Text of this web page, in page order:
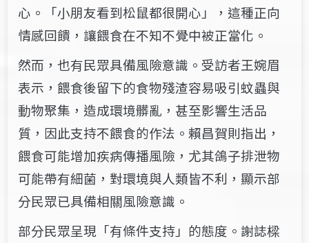
心。「小朋友看到松鼠都很開心」，這種正向
情感回饋，讓餵食在不知不覺中被正當化。
然而，也有民眾具備風險意識。受訪者王婉眉
表示，餵食後留下的食物殘渣容易吸引蚊蟲與
動物聚集，造成環境髒亂，甚至影響生活品
質，因此支持不餵食的作法。賴昌賀則指出，
餵食可能增加疾病傳播風險，尤其鴿子排泄物
可能帶有細菌，對環境與人類皆不利，顯示部
分民眾已具備相關風險意識。
部分民眾呈現「有條件支持」的態度。謝誌樑